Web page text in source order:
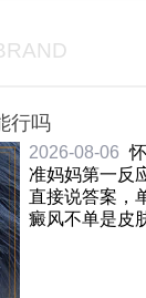
行吗
2026-08-06
准妈妈第一反
直接说答案，